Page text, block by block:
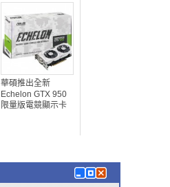
華碩推出全新
Echelon GTX 950
限量版電競顯示卡